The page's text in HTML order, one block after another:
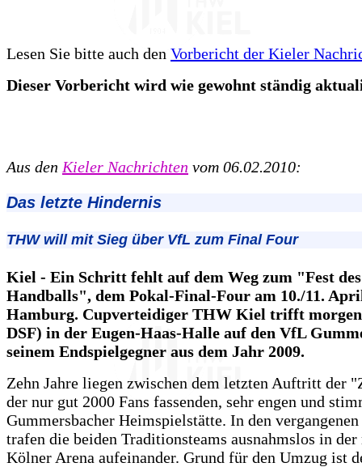
Lesen Sie bitte auch den Vorbericht der Kieler
Dieser Vorbericht wird wie gewohnt ständig
Aus den Kieler Nachrichten vom 06.02.2010:
Das letzte Hindernis
THW will mit Sieg über VfL zum Final Four
Kiel - Ein Schritt fehlt auf dem Weg zum "Fest des
Handballs", dem Pokal-Final-Four am 10./11.
Hamburg. Cupverteidiger THW Kiel trifft morgen
DSF) in der Eugen-Haas-Halle auf den VfL
seinem Endspielgegner aus dem Jahr 2009.
Zehn Jahre liegen zwischen dem letzten Auftritt der
der nur gut 2000 Fans fassenden, sehr engen und
Gummersbacher Heimspielstätte. In den
trafen die beiden Traditionsteams ausnahmslos in
Kölner Arena aufeinander. Grund für den Umzug ist